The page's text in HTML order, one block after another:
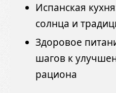
Испанская
солнца и
Здоровое
шагов к
рациона